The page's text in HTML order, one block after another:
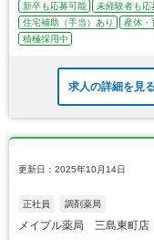
新卒も応募可能 未経験者も応
住宅補助（手当）あり
産休・
積極採用中
求人の詳細を見る
更新日：2025年10月14日
正社員 調剤薬局
メイプル薬局 三島東町店